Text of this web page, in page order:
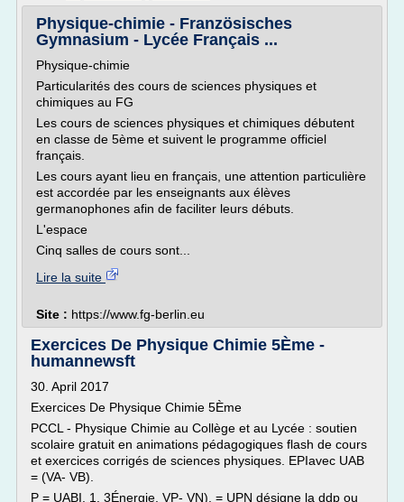
Physique-chimie - Französisches
Gymnasium - Lycée Français ...
Physique-chimie
Particularités des cours de sciences physiques et
chimiques au FG
Les cours de sciences physiques et chimiques débutent
en classe de 5ème et suivent le programme officiel
français.
Les cours ayant lieu en français, une attention particulière
est accordée par les enseignants aux élèves
germanophones afin de faciliter leurs débuts.
L'espace
Cinq salles de cours sont...
Lire la suite
Site : https://www.fg-berlin.eu
Exercices De Physique Chimie 5Ème -
humannewsft
30. April 2017
Exercices De Physique Chimie 5Ème
PCCL - Physique Chimie au Collège et au Lycée : soutien
scolaire gratuit en animations pédagogiques flash de cours
et exercices corrigés de sciences physiques. EPIavec UAB
= (VA- VB).
P = UABI. 1. 3Énergie. VP- VN). = UPN désigne la ddp ou